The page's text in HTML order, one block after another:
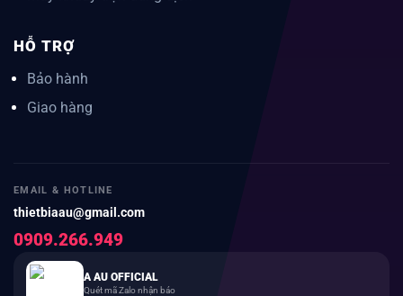
HỖ TRỢ
Bảo hành
Giao hàng
EMAIL & HOTLINE
thietbiaau@gmail.com
0909.266.949
A AU OFFICIAL
Quét mã Zalo nhận báo